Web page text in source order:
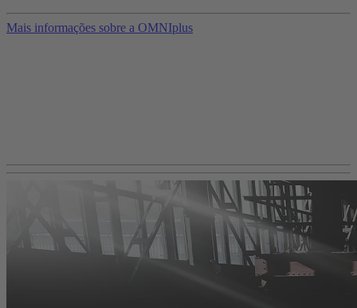
Mais informações sobre a OMNIplus